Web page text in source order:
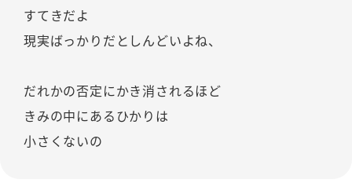
すてきだよ
現実ばっかりだとしんどいよね、
だれかの否定にかき消されるほど
きみの中にあるひかりは
小さくないの